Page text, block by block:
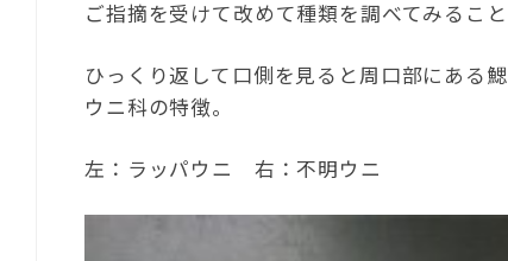
ご指摘を受けて改めて種類を調べてみること
ひっくり返して口側を見ると周口部にある
ウニ科の特徴。
左：ラッパウニ 右：不明ウニ